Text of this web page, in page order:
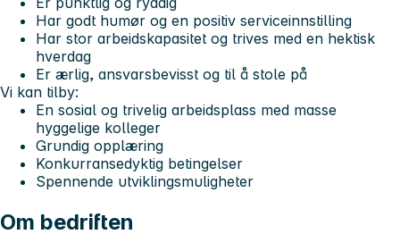
Har godt humør og en positiv serviceinnstilling
Har stor arbeidskapasitet og trives med en hektisk
hverdag
Er ærlig, ansvarsbevisst og til å stole på
Vi kan tilby:
En sosial og trivelig arbeidsplass med masse
hyggelige kolleger
Grundig opplæring
Konkurransedyktig betingelser
Spennende utviklingsmuligheter
Om bedriften